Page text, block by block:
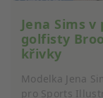
Jena Sims
golfisty
křivky
Modelka Jena
pro Sports